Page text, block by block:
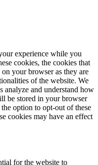
experience while you
cookies, the cookies that
on your browser as they are
of the website. We
analyze and understand how
be stored in your browser
option to opt-out of these
cookies may have an effect
for the website to